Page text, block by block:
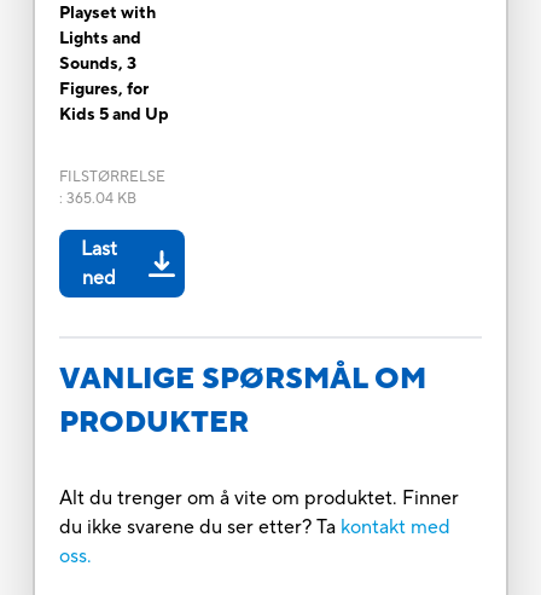
Playset with
Lights and
Sounds, 3
Figures, for
Kids 5 and Up
FILSTØRRELSE
: 365.04 KB
Last
ned
VANLIGE SPØRSMÅL OM
PRODUKTER
Alt du trenger om å vite om produktet. Finner
du ikke svarene du ser etter? Ta kontakt med
oss.